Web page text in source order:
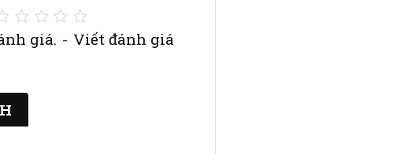
giá. - Viết đánh giá